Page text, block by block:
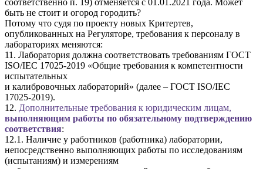
соответственно п. 19) отменяется с 01.01.2021 года. Может
быть не стоит и огород городить?
Потому что судя по проекту новых Критертев,
опубликованных на Регуляторе, требования к персоналу в
лабораториях меняются:
11. Лаборатория должна соответствовать требованиям ГОСТ
ISO/IEC 17025-2019 «Общие требования к компетентности
испытательных
и калибровочных лабораторий» (далее – ГОСТ ISO/IEC
17025-2019).
12. Дополнительные требования к юридическим лицам,
выполняющим работы по обязательному подтверждению
соответствия:
12.1. Наличие у работников (работника) лаборатории,
непосредственно выполняющих работы по исследованиям
(испытаниям) и измерениям